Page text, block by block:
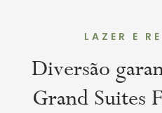
LAZER E
Diversão
Grand Suites